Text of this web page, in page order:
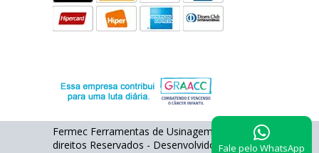
Fermec Ferramentas de Usinagem - Todos os
direitos Reservados - Desenvolvido porFale pelo WhatsApp